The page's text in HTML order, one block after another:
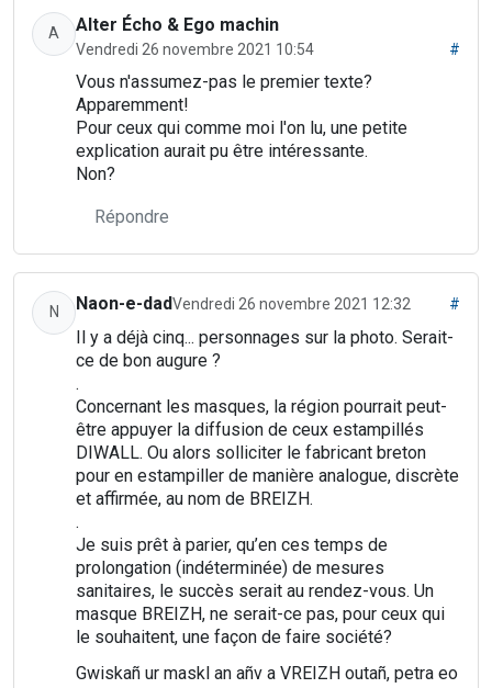
A Alter Écho & Ego machin
Vendredi 26 novembre 2021 10:54 #
Vous n'assumez-pas le premier texte?
Apparemment!
Pour ceux qui comme moi l'on lu, une petite
explication aurait pu être intéressante.
Non?
Répondre
N Naon-e-dadVendredi 26 novembre 2021 12:32 #
Il y a déjà cinq... personnages sur la photo. Serait-
ce de bon augure ?
.
Concernant les masques, la région pourrait peut-
être appuyer la diffusion de ceux estampillés
DIWALL. Ou alors solliciter le fabricant breton
pour en estampiller de manière analogue, discrète
et affirmée, au nom de BREIZH.
.
Je suis prêt à parier, qu’en ces temps de
prolongation (indéterminée) de mesures
sanitaires, le succès serait au rendez-vous. Un
masque BREIZH, ne serait-ce pas, pour ceux qui
le souhaitent, une façon de faire société?
Gwiskañ ur maskl an añv a VREIZH outañ, petra eo